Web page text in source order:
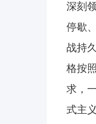
深刻
停歇
战持
格按
求，
式主